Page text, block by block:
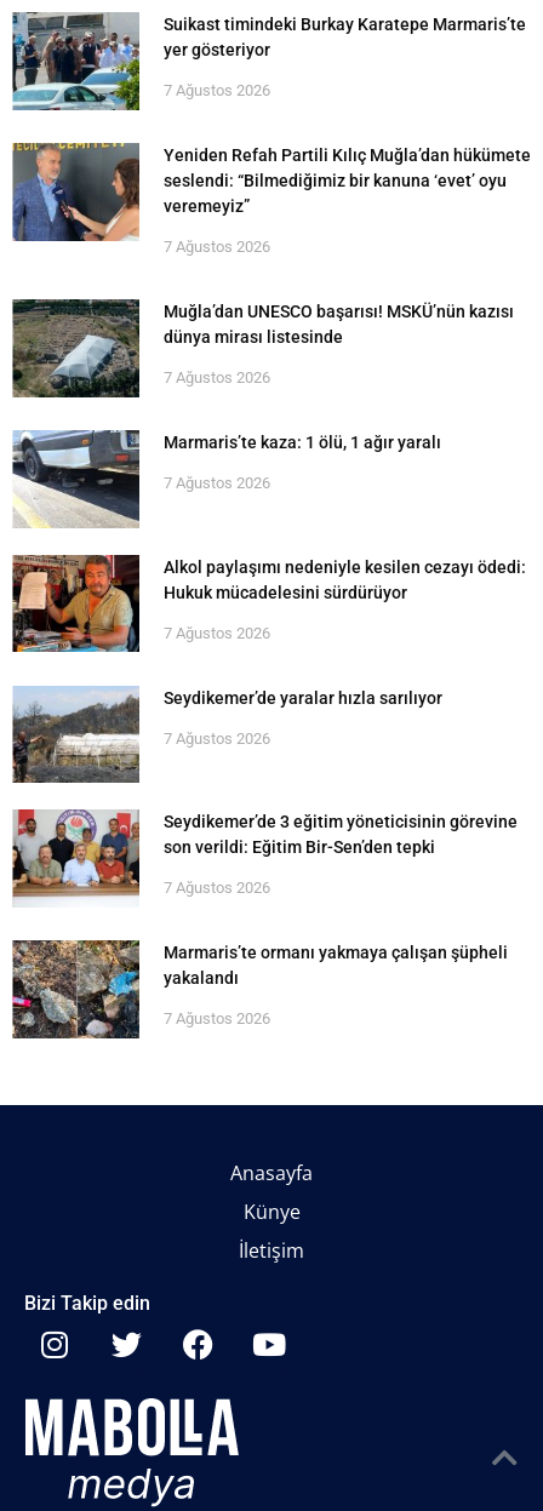
Suikast timindeki Burkay Karatepe Marmaris’te
yer gösteriyor
7 Ağustos 2026
Yeniden Refah Partili Kılıç Muğla’dan hükümete
seslendi: “Bilmediğimiz bir kanuna ‘evet’ oyu
veremeyiz”
7 Ağustos 2026
Muğla’dan UNESCO başarısı! MSKÜ’nün kazısı
dünya mirası listesinde
7 Ağustos 2026
Marmaris’te kaza: 1 ölü, 1 ağır yaralı
7 Ağustos 2026
Alkol paylaşımı nedeniyle kesilen cezayı ödedi:
Hukuk mücadelesini sürdürüyor
7 Ağustos 2026
Seydikemer’de yaralar hızla sarılıyor
7 Ağustos 2026
Seydikemer’de 3 eğitim yöneticisinin görevine
son verildi: Eğitim Bir-Sen’den tepki
7 Ağustos 2026
Marmaris’te ormanı yakmaya çalışan şüpheli
yakalandı
7 Ağustos 2026
Anasayfa
Künye
İletişim
Bizi Takip edin